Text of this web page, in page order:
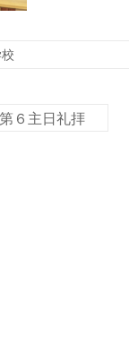
６主日礼拝